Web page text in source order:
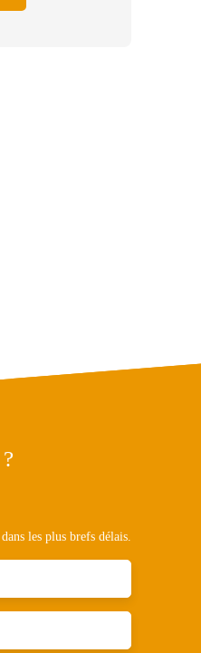
les plus brefs délais.